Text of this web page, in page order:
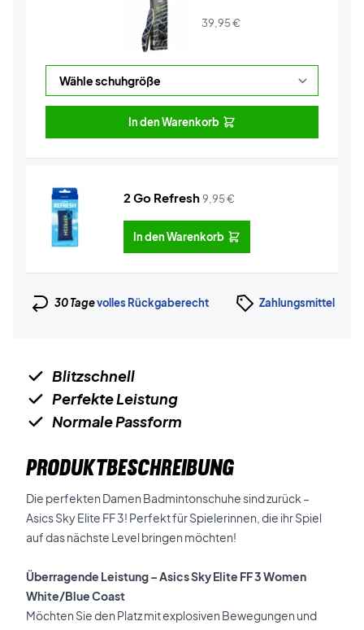
39,95€
In den Warenkorb
2 Go Refresh9,95€
In den Warenkorb
30 Tagevolles Rückgaberecht Zahlungsmittel
Blitzschnell
Perfekte Leistung
Normale Passform
PRODUKTBESCHREIBUNG
Die perfekten Damen Badmintonschuhe sind zurück –
Asics Sky Elite FF 3! Perfekt für Spielerinnen, die ihr Spiel
auf das nächste Level bringen möchten!
Überragende Leistung – Asics Sky Elite FF 3 Women
White/Blue Coast
Möchten Sie den Platz mit explosiven Bewegungen und